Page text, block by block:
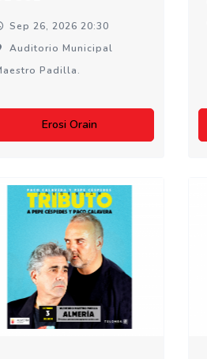
Sep 26, 2026 20:30
Auditorio Municipal
Padilla.
Erosi Orain